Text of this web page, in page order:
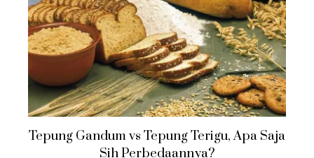
Tepung Gandum vs Tepung Terigu, Apa Saja
Sih Perbedaannya?